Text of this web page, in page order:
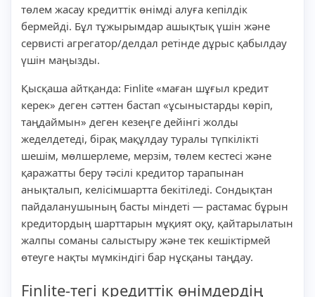
төлем жасау кредиттік өнімді алуға кепілдік
бермейді. Бұл тұжырымдар ашықтық үшін және
сервисті агрегатор/делдал ретінде дұрыс қабылдау
үшін маңызды.
Қысқаша айтқанда: Finlite «маған шұғыл кредит
керек» деген сәттен бастап «ұсыныстарды көріп,
таңдаймын» деген кезеңге дейінгі жолды
жеделдетеді, бірақ мақұлдау туралы түпкілікті
шешім, мөлшерлеме, мерзім, төлем кестесі және
қаражатты беру тәсілі кредитор тарапынан
анықталып, келісімшартта бекітіледі. Сондықтан
пайдаланушының басты міндеті — растамас бұрын
кредитордың шарттарын мұқият оқу, қайтарылатын
жалпы соманы салыстыру және тек кешіктірмей
өтеуге нақты мүмкіндігі бар нұсқаны таңдау.
Finlite-тегі кредиттік өнімдердің